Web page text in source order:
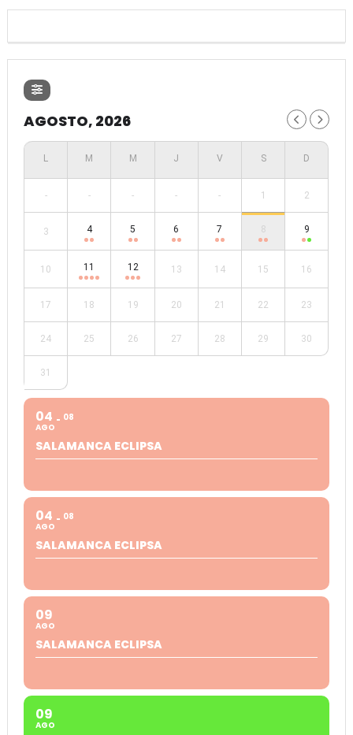
AGOSTO, 2026
- - - - - 1 2
3 4 5 6 7 8 9
10 11 12 13 14 15 16
17 18 19 20 21 22 23
24 25 26 27 28 29 30
31
04
AGO
08
SALAMANCA ECLIPSA
04
AGO
08
SALAMANCA ECLIPSA
09
AGO
SALAMANCA ECLIPSA
09
AGO